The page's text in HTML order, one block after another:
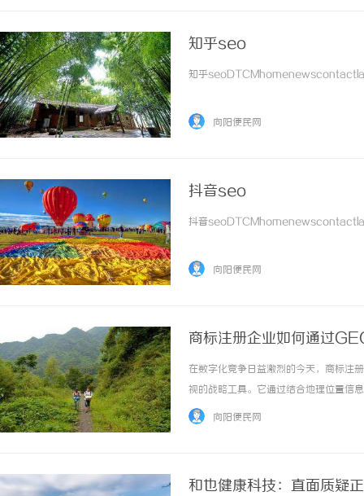
知乎seo
知乎
向阳便民网
抖音seo
抖音
向阳便民网
商标注册企业如何通过
在数字化竞争日益激烈的今天，商标注
视的战略工具。它通过结合地理位置信
化、区域性强的商标注册业务至关重要
向阳便民网
和也健康科技：直面质疑